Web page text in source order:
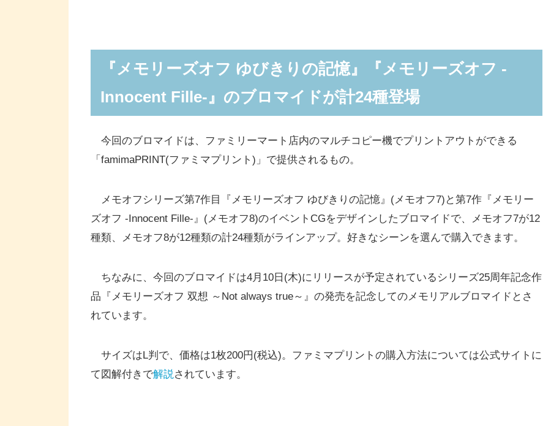
『メモリーズオフ ゆびきりの記憶』『メモリーズオフ -
Innocent Fille-』のブロマイドが計24種登場
今回のブロマイドは、ファミリーマート店内のマルチコピー機でプリントアウトができる
「famimaPRINT(ファミマプリント)」で提供されるもの。
メモオフシリーズ第7作目『メモリーズオフ ゆびきりの記憶』(メモオフ7)と第7作『メモリー
ズオフ -Innocent Fille-』(メモオフ8)のイベントCGをデザインしたブロマイドで、メモオフ7が12
種類、メモオフ8が12種類の計24種類がラインアップ。好きなシーンを選んで購入できます。
ちなみに、今回のブロマイドは4月10日(木)にリリースが予定されているシリーズ25周年記念作
品『メモリーズオフ 双想 ～Not always true～』の発売を記念してのメモリアルブロマイドとさ
れています。
サイズはL判で、価格は1枚200円(税込)。ファミマプリントの購入方法については公式サイトに
て図解付きで解説されています。